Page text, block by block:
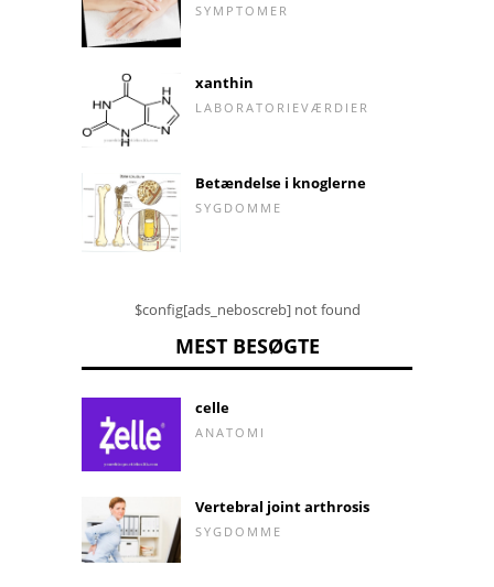
SYMPTOMER
xanthin
LABORATORIEVÆRDIER
Betændelse i knoglerne
SYGDOMME
$config[ads_neboscreb] not found
MEST BESØGTE
celle
ANATOMI
Vertebral joint arthrosis
SYGDOMME